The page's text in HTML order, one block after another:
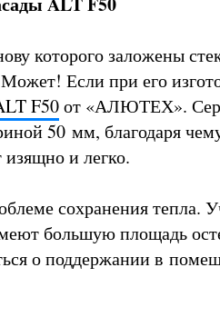
которого заложены
Если при его
F50от «АЛЮТЕХ».
50 мм, благодаря
изящно и легко.
сохранения тепла.
большую площадь
о поддержании в